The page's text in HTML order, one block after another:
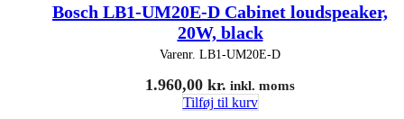
Bosch LB1-UM20E-D Cabinet loudspeaker,
20W, black
Varenr. LB1-UM20E-D
1.960,00 kr. inkl. moms
Tilføj til kurv